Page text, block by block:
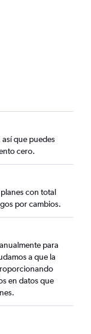
que puedes
cero.
con total
por cambios.
para
a que la
en datos que